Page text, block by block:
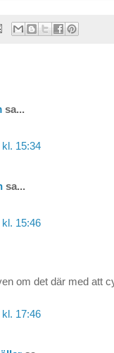
sa...
15:34
sa...
15:46
om det där med att
17:46